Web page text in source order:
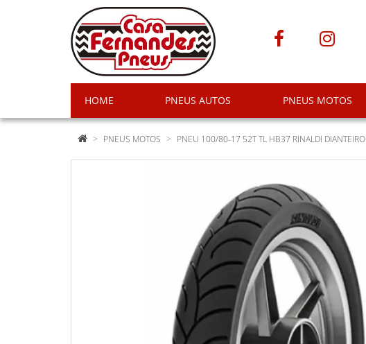
HOME PNEUS AUTOS PNEUS MOTOS
PNEUS MOTOS PNEU 100/80-17 52T TL HB37 RINALDI DIANTEIRO